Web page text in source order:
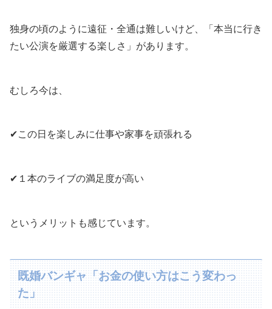
独身の頃のように遠征・全通は難しいけど、「本当に行き
たい公演を厳選する楽しさ」があります。
むしろ今は、
✔この日を楽しみに仕事や家事を頑張れる
✔１本のライブの満足度が高い
というメリットも感じています。
既婚バンギャ「お金の使い方はこう変わっ
た」